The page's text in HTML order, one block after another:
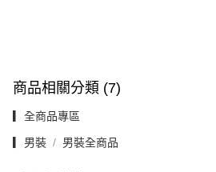
商品相關分類 (7)
▎全商品專區
▎男裝 男裝全商品